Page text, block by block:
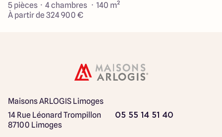
5 pièces · 4 chambres · 140 m²
À partir de 324 900 €
Maisons ARLOGIS Limoges
14 Rue Léonard Trompillon
87100 Limoges
05 55 14 51 40